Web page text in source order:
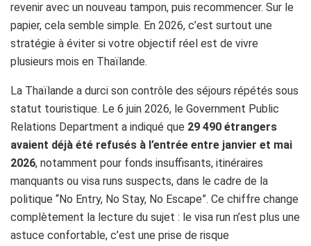
revenir avec un nouveau tampon, puis recommencer. Sur le
papier, cela semble simple. En 2026, c’est surtout une
stratégie à éviter si votre objectif réel est de vivre
plusieurs mois en Thaïlande.
La Thaïlande a durci son contrôle des séjours répétés sous
statut touristique. Le 6 juin 2026, le Government Public
Relations Department a indiqué que 29 490 étrangers
avaient déjà été refusés à l’entrée entre janvier et mai
2026, notamment pour fonds insuffisants, itinéraires
manquants ou visa runs suspects, dans le cadre de la
politique “No Entry, No Stay, No Escape”. Ce chiffre change
complètement la lecture du sujet : le visa run n’est plus une
astuce confortable, c’est une prise de risque